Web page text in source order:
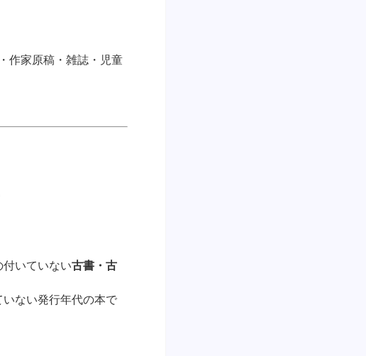
作家原稿・雑誌・児童
付いていない古書・古
いない発行年代の本で